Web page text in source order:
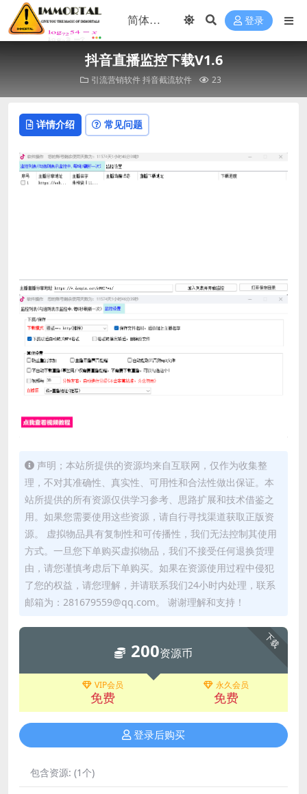
登录
抖音直播监控下载V1.6
引流营销软件抖音截流软件 23
详情介绍 常见问题
声明；本站所提供的资源均来自互联网，仅作为收集整
理，不对其准确性、真实性、可用性和合法性做出保证。本
站所提供的所有资源仅供学习参考、思路扩展和技术借鉴之
用。如果您需要使用这些资源，请自行寻找渠道获取正版资
源。 虚拟物品具有复制性和可传播性，我们无法控制其使用
方式。一旦您下单购买虚拟物品，我们不接受任何退换货理
由，请您谨慎考虑后下单购买。如果在资源使用过程中侵犯
了您的权益，请您理解，并请联系我们24小时内处理，联系
邮箱为：281679559@qq.com。 谢谢理解和支持！
下载
200资源币
VIP会员
免费
永久会员
免费
登录后购买
包含资源: (1个)